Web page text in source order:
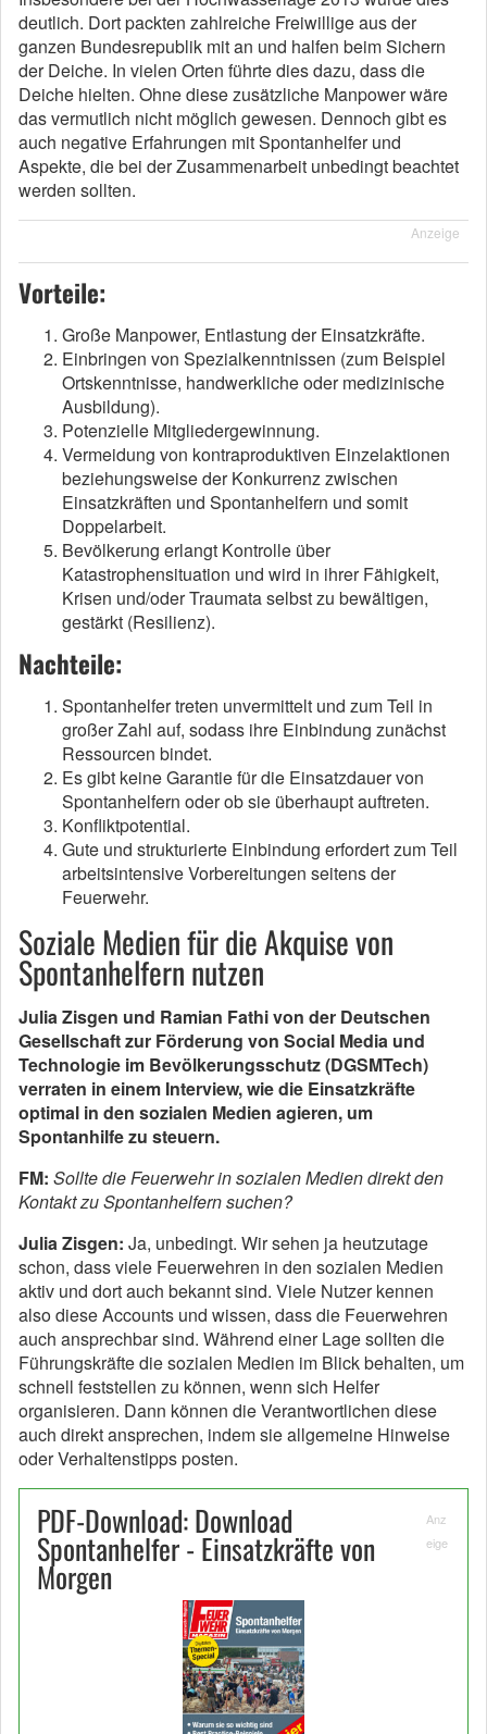
deutlich. Dort packten zahlreiche Freiwillige aus der
ganzen Bundesrepublik mit an und halfen beim Sichern
der Deiche. In vielen Orten führte dies dazu, dass die
Deiche hielten. Ohne diese zusätzliche Manpower wäre
das vermutlich nicht möglich gewesen. Dennoch gibt es
auch negative Erfahrungen mit Spontanhelfer und
Aspekte, die bei der Zusammenarbeit unbedingt beachtet
werden sollten.
Anzeige
Vorteile:
Große Manpower, Entlastung der Einsatzkräfte.
Einbringen von Spezialkenntnissen (zum Beispiel
Ortskenntnisse, handwerkliche oder medizinische
Ausbildung).
Potenzielle Mitgliedergewinnung.
Vermeidung von kontraproduktiven Einzelaktionen
beziehungsweise der Konkurrenz zwischen
Einsatzkräften und Spontanhelfern und somit
Doppelarbeit.
Bevölkerung erlangt Kontrolle über
Katastrophensituation und wird in ihrer Fähigkeit,
Krisen und/oder Traumata selbst zu bewältigen,
gestärkt (Resilienz).
Nachteile:
Spontanhelfer treten unvermittelt und zum Teil in
großer Zahl auf, sodass ihre Einbindung zunächst
Ressourcen bindet.
Es gibt keine Garantie für die Einsatzdauer von
Spontanhelfern oder ob sie überhaupt auftreten.
Konfliktpotential.
Gute und strukturierte Einbindung erfordert zum Teil
arbeitsintensive Vorbereitungen seitens der
Feuerwehr.
Soziale Medien für die Akquise von
Spontanhelfern nutzen
Julia Zisgen und Ramian Fathi von der Deutschen
Gesellschaft zur Förderung von Social Media und
Technologie im Bevölkerungsschutz (DGSMTech)
verraten in einem Interview, wie die Einsatzkräfte
optimal in den sozialen Medien agieren, um
Spontanhilfe zu steuern.
FM: Sollte die Feuerwehr in sozialen Medien direkt den
Kontakt zu Spontanhelfern suchen?
Julia Zisgen: Ja, unbedingt. Wir sehen ja heutzutage
schon, dass viele Feuerwehren in den sozialen Medien
aktiv und dort auch bekannt sind. Viele Nutzer kennen
also diese Accounts und wissen, dass die Feuerwehren
auch ansprechbar sind. Während einer Lage sollten die
Führungskräfte die sozialen Medien im Blick behalten, um
schnell feststellen zu können, wenn sich Helfer
organisieren. Dann können die Verantwortlichen diese
auch direkt ansprechen, indem sie allgemeine Hinweise
oder Verhaltenstipps posten.
PDF-Download: Download
Spontanhelfer - Einsatzkräfte von
Morgen
Anz
eige